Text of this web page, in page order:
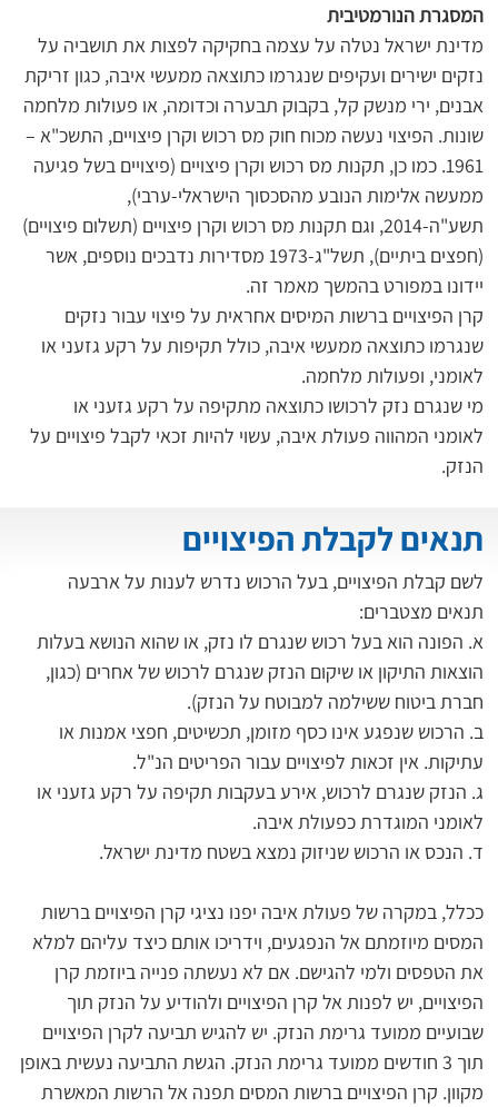
המסגרת הנורמטיבית
מדינת ישראל נטלה על עצמה בחקיקה לפצות את תושביה על
נזקים ישירים ועקיפים שנגרמו כתוצאה ממעשי איבה, כגון זריקת
אבנים, ירי מנשק קל, בקבוק תבערה וכדומה, או פעולות מלחמה
שונות. הפיצוי נעשה מכוח חוק מס רכוש וקרן פיצויים, התשכ"א –
1961. כמו כן, תקנות מס רכוש וקרן פיצויים (פיצויים בשל פגיעה
ממעשה אלימות הנובע מהסכסוך הישראלי-ערבי),
תשע"ה-2014, וגם תקנות מס רכוש וקרן פיצויים (תשלום פיצויים)
(חפצים ביתיים), תשל"ג-1973 מסדירות נדבכים נוספים, אשר
יידונו במפורט בהמשך מאמר זה.
קרן הפיצויים ברשות המיסים אחראית על פיצוי עבור נזקים
שנגרמו כתוצאה ממעשי איבה, כולל תקיפות על רקע גזעני או
לאומני, ופעולות מלחמה.
מי שנגרם נזק לרכושו כתוצאה מתקיפה על רקע גזעני או
לאומני המהווה פעולת איבה, עשוי להיות זכאי לקבל פיצויים על
הנזק.
תנאים לקבלת הפיצויים
לשם קבלת הפיצויים, בעל הרכוש נדרש לענות על ארבעה
תנאים מצטברים:
א. הפונה הוא בעל רכוש שנגרם לו נזק, או שהוא הנושא בעלות
הוצאות התיקון או שיקום הנזק שנגרם לרכוש של אחרים (כגון,
חברת ביטוח ששילמה למבוטח על הנזק).
ב. הרכוש שנפגע אינו כסף מזומן, תכשיטים, חפצי אמנות או
עתיקות. אין זכאות לפיצויים עבור הפריטים הנ"ל.
ג. הנזק שנגרם לרכוש, אירע בעקבות תקיפה על רקע גזעני או
לאומני המוגדרת כפעולת איבה.
ד. הנכס או הרכוש שניזוק נמצא בשטח מדינת ישראל.
ככלל, במקרה של פעולת איבה יפנו נציגי קרן הפיצויים ברשות
המסים מיוזמתם אל הנפגעים, וידריכו אותם כיצד עליהם למלא
את הטפסים ולמי להגישם. אם לא נעשתה פנייה ביוזמת קרן
הפיצויים, יש לפנות אל קרן הפיצויים ולהודיע על הנזק תוך
שבועיים ממועד גרימת הנזק. יש להגיש תביעה לקרן הפיצויים
תוך 3 חודשים ממועד גרימת הנזק. הגשת התביעה נעשית באופן
מקוון. קרן הפיצויים ברשות המסים תפנה אל הרשות המאשרת